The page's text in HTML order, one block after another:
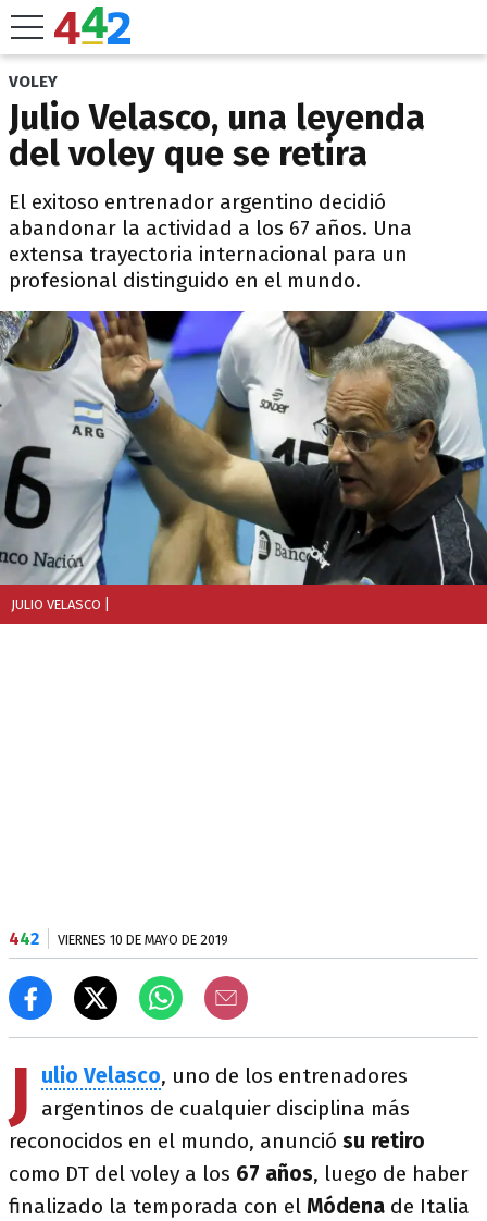
VOLEY
Julio Velasco, una leyenda
del voley que se retira
El exitoso entrenador argentino decidió
abandonar la actividad a los 67 años. Una
extensa trayectoria internacional para un
profesional distinguido en el mundo.
JULIO VELASCO
442 VIERNES 10 DE MAYO DE 2019
J ulio Velasco, uno de los entrenadores
argentinos de cualquier disciplina más
reconocidos en el mundo, anunció su retiro
como DT del voley a los 67 años, luego de haber
finalizado la temporada con el Módena de Italia